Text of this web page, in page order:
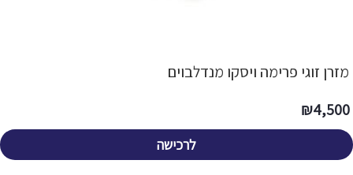
מזרן זוגי פרימה ויסקו מנדלבוים
4,500
₪
לרכישה